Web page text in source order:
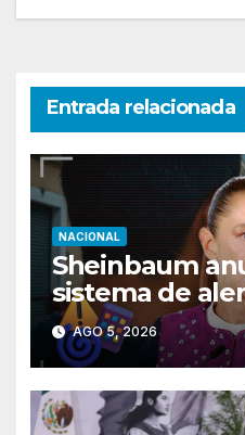
Entrada relacionada
NACIONAL
Sheinbaum
sistema de
huracanes en
está listo
AGO 5, 2026